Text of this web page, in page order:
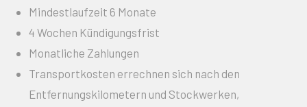
Mindestlaufzeit 6 Monate
4 Wochen Kündigungsfrist
Monatliche Zahlungen
Transportkosten errechnen sich nach den
Entfernungskilometern und Stockwerken,